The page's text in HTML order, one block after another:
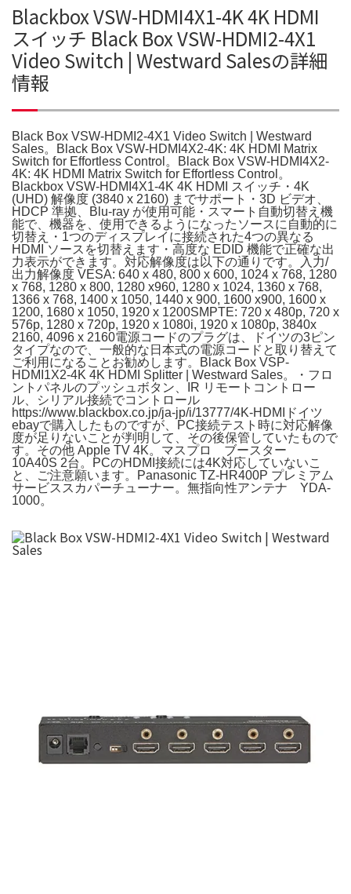
Blackbox VSW-HDMI4X1-4K 4K HDMI
スイッチ Black Box VSW-HDMI2-4X1
Video Switch | Westward Salesの詳細
情報
Black Box VSW-HDMI2-4X1 Video Switch | Westward
Sales。Black Box VSW-HDMI4X2-4K: 4K HDMI Matrix
Switch for Effortless Control。Black Box VSW-HDMI4X2-
4K: 4K HDMI Matrix Switch for Effortless Control。
Blackbox VSW-HDMI4X1-4K 4K HDMI スイッチ・4K
(UHD) 解像度 (3840 x 2160) までサポート・3D ビデオ、
HDCP 準拠、Blu-ray が使用可能・スマート自動切替え機
能で、機器を、使用できるようになったソースに自動的に
切替え・1つのディスプレイに接続された4つの異なる
HDMI ソースを切替えます・高度な EDID 機能で正確な出
力表示ができます。対応解像度は以下の通りです。入力/
出力解像度 VESA: 640 x 480, 800 x 600, 1024 x 768, 1280
x 768, 1280 x 800, 1280 x960, 1280 x 1024, 1360 x 768,
1366 x 768, 1400 x 1050, 1440 x 900, 1600 x900, 1600 x
1200, 1680 x 1050, 1920 x 1200SMPTE: 720 x 480p, 720 x
576p, 1280 x 720p, 1920 x 1080i, 1920 x 1080p, 3840x
2160, 4096 x 2160電源コードのプラグは、ドイツの3ピン
タイプなので、一般的な日本式の電源コードと取り替えて
ご利用になることお勧めします。Black Box VSP-
HDMI1X2-4K 4K HDMI Splitter | Westward Sales。・フロ
ントパネルのプッシュボタン、IR リモートコントロー
ル、シリアル接続でコントロール
https://www.blackbox.co.jp/ja-jp/i/13777/4K-HDMIドイツ
ebayで購入したものですが、PC接続テスト時に対応解像
度が足りないことが判明して、その後保管していたもので
す。その他 Apple TV 4K。マスプロ ブースター
10A40S 2台。PCのHDMI接続には4K対応していないこ
と、ご注意願います。Panasonic TZ-HR400P プレミアム
サービススカパーチューナー。無指向性アンテナ YDA-
1000。